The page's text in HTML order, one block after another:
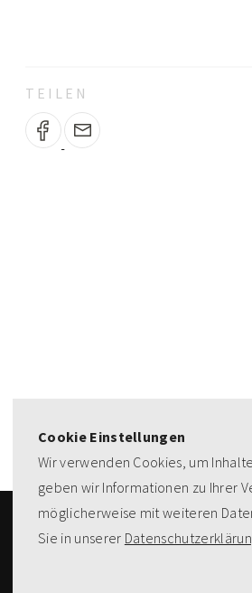
TEILEN
Cookie Einstellungen
Wir verwenden Cookies, um
geben wir Informationen zu Ihrer
möglicherweise mit weiteren
Sie in unserer